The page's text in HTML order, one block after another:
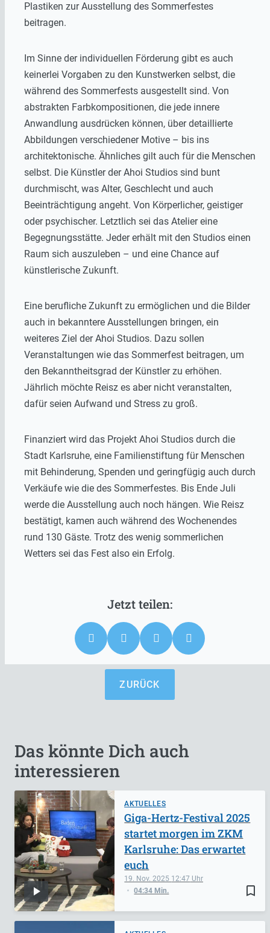
Plastiken zur Ausstellung des Sommerfestes
beitragen.
Im Sinne der individuellen Förderung gibt es auch
keinerlei Vorgaben zu den Kunstwerken selbst, die
während des Sommerfests ausgestellt sind. Von
abstrakten Farbkompositionen, die jede innere
Anwandlung ausdrücken können, über detaillierte
Abbildungen verschiedener Motive – bis ins
architektonische. Ähnliches gilt auch für die Menschen
selbst. Die Künstler der Ahoi Studios sind bunt
durchmischt, was Alter, Geschlecht und auch
Beeinträchtigung angeht. Von Körperlicher, geistiger
oder psychischer. Letztlich sei das Atelier eine
Begegnungsstätte. Jeder erhält mit den Studios einen
Raum sich auszuleben – und eine Chance auf
künstlerische Zukunft.
Eine berufliche Zukunft zu ermöglichen und die Bilder
auch in bekanntere Ausstellungen bringen, ein
weiteres Ziel der Ahoi Studios. Dazu sollen
Veranstaltungen wie das Sommerfest beitragen, um
den Bekanntheitsgrad der Künstler zu erhöhen.
Jährlich möchte Reisz es aber nicht veranstalten,
dafür seien Aufwand und Stress zu groß.
Finanziert wird das Projekt Ahoi Studios durch die
Stadt Karlsruhe, eine Familienstiftung für Menschen
mit Behinderung, Spenden und geringfügig auch durch
Verkäufe wie die des Sommerfestes. Bis Ende Juli
werde die Ausstellung auch noch hängen. Wie Reisz
bestätigt, kamen auch während des Wochenendes
rund 130 Gäste. Trotz des wenig sommerlichen
Wetters sei das Fest also ein Erfolg.
ZURÜCK
Das könnte Dich auch
interessieren
AKTUELLES
bookmark_border
19. Nov. 2025 12:47
04:34 Min.
Giga-Hertz-Festival 2025
startet morgen im ZKM
Karlsruhe: Das erwartet
euch